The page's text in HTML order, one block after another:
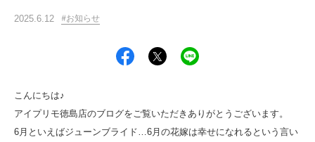
2025.6.12 お知らせ
こんにちは♪
アイプリモ徳島店のブログをご覧いただきありがとうございます。
6月といえばジューンブライド…6月の花嫁は幸せになれるという言い